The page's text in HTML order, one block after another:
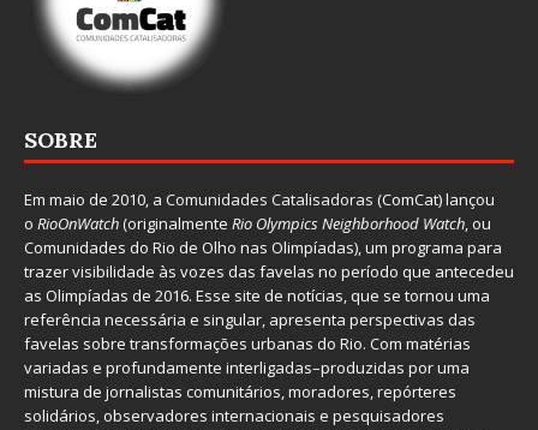
SOBRE
Em maio de 2010, a Comunidades Catalisadoras (ComCat) lançou
o RioOnWatch(originalmente Rio Olympics Neighborhood Watch, ou
Comunidades do Rio de Olho nas Olimpíadas), um programa para
trazer visibilidade às vozes das favelas no período que antecedeu
as Olimpíadas de 2016. Esse site de notícias, que se tornou uma
referência necessária e singular, apresenta perspectivas das
favelas sobre transformações urbanas do Rio. Com matérias
variadas e profundamente interligadas–produzidas por uma
mistura de jornalistas comunitários, moradores, repórteres
solidários, observadores internacionais e pesquisadores